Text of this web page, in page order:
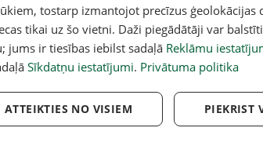
tostarp izmantojot precīzus ģeolokācijas
tikai uz šo vietni. Daži piegādātāji var
jums ir tiesības iebilst sadaļā Reklāmu
Sīkdatņu iestatījumi. Privātuma politika
PIEKRIST
ATTEIKTIES NO VISIEM